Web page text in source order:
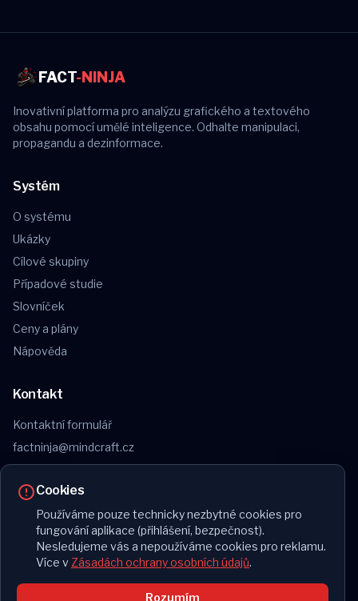
FACT-NINJA
Inovativní platforma pro analýzu grafického a textového
obsahu pomocí umělé inteligence. Odhalte manipulaci,
propagandu a dezinformace.
Systém
O systému
Ukázky
Cílové skupiny
Případové studie
Slovníček
Ceny a plány
Nápověda
Kontakt
Kontaktní formulář
factninja@mindcraft.cz
Obchodní podmínky
Reklamační řád
Ochrana osobních údajů
© 2026 FactNinja. Všechna práva vyhrazena.
Cookies
Používáme pouze technicky nezbytné cookies pro
fungování aplikace (přihlášení, bezpečnost).
Nesledujeme vás a nepoužíváme cookies pro reklamu.
Více v Zásadách ochrany osobních údajů.
Rozumím